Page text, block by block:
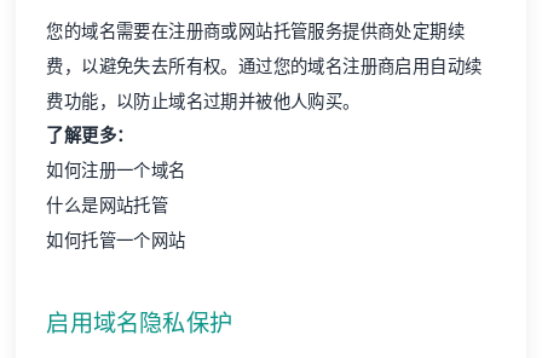
您的域名需要在注册商或网站托管服务提供商处定期续
费，以避免失去所有权。通过您的域名注册商启用自动续
费功能，以防止域名过期并被他人购买。
了解更多：
如何注册一个域名
什么是网站托管
如何托管一个网站
启用域名隐私保护